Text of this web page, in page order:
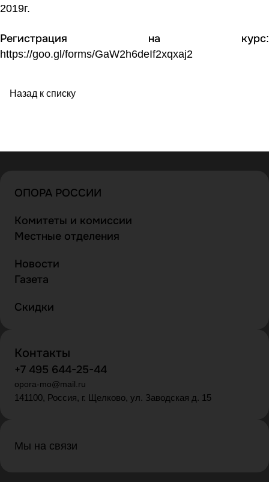
2019г.
Регистрация на курс:
https://goo.gl/forms/GaW2h6deIf2xqxaj2
Назад к списку
ОПОРА РОССИИ
Комитеты и комиссии
Местные отделения
Новости
Газета
Скидки
Контакты
+7 495 644-25-44
opora-mo@mail.ru
141100, Россия, г. Щелково, ул. Заводская д. 15
Мы на связи